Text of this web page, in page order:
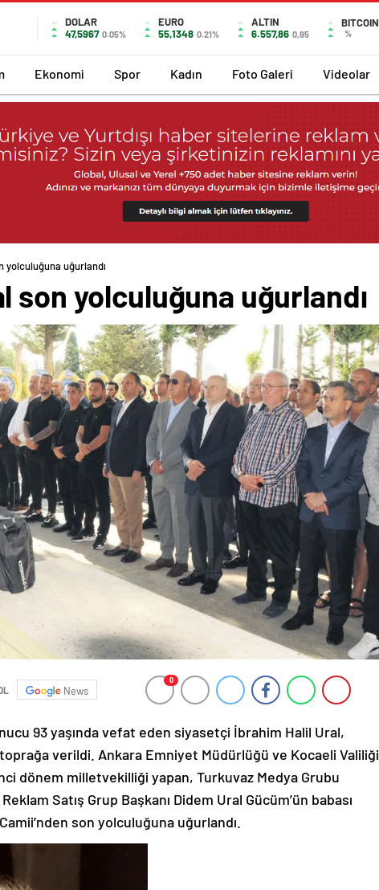
DOLAR
47,5967 0.05%
EURO
55,1348 0.21%
ALTIN
6.557,86 0,95
BITCOIN
%
Ekonomi Spor Kadın Foto Galeri Videolar
yolculuğuna uğurlandı
son yolculuğuna uğurlandı
News
0
93 yaşında vefat eden siyasetçi İbrahim Halil Ural,
verildi. Ankara Emniyet Müdürlüğü ve Kocaeli Valiliği
dönem milletvekilliği yapan, Turkuvaz Medya Grubu
Satış Grup Başkanı Didem Ural Gücüm’ün babası
son yolculuğuna uğurlandı.